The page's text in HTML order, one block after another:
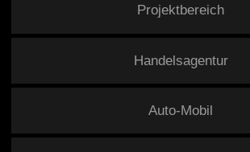
Projektbereich
Handelsagentur
Auto-Mobil